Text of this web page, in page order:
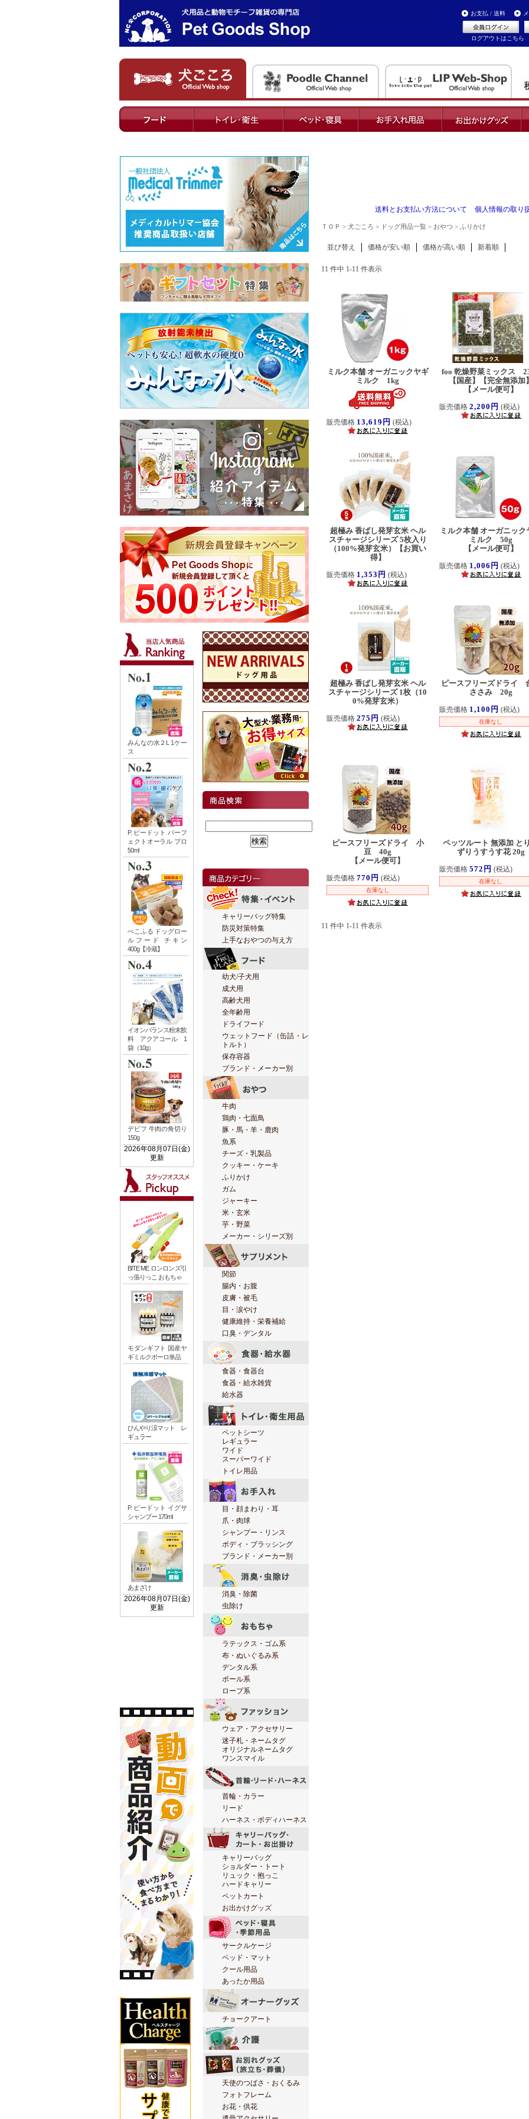
お支払 / 送料
ログアウトはこちら
キャリーバッグ特集
防災対策特集
上手なおやつの与え方
幼犬/子犬用
成犬用
高齢犬用
全年齢用
ドライフード
ウェットフード（缶詰・レ
トルト）
保存容器
ブランド・メーカー別
牛肉
鶏肉・七面鳥
豚・馬・羊・鹿肉
魚系
チーズ・乳製品
クッキー・ケーキ
ふりかけ
ガム
ジャーキー
米・玄米
芋・野菜
メーカー・シリーズ別
関節
腸内・お腹
皮膚・被毛
目・涙やけ
健康維持・栄養補給
口臭・デンタル
食器・食器台
食器・給水雑貨
給水器
ペットシーツ
レギュラー
ワイド
スーパーワイド
トイレ用品
目・顔まわり・耳
爪・肉球
シャンプー・リンス
ボディ・ブラッシング
ブランド・メーカー別
消臭・除菌
虫除け
ラテックス・ゴム系
布・ぬいぐるみ系
デンタル系
ボール系
ロープ系
ウェア・アクセサリー
迷子札・ネームタグ
オリジナルネームタグ
ワンスマイル
首輪・カラー
リード
ハーネス・ボディハーネス
キャリーバッグ
ショルダー・トート
リュック・抱っこ
ハードキャリー
ペットカート
お出かけグッズ
サークルケージ
ベッド・マット
クール用品
あったか用品
チョークアート
天使のつばさ・おくるみ
フォトフレーム
お花・供花
送料とお支払い方法について 個人情報の取り
ＴＯＰ > 犬ごころ > ドッグ用品一覧 > おやつ > ふりかけ
並び替え 価格が安い順 価格が高い順 新着順
11 件中 1-11 件表示
ミルク本舗 オーガニックヤギ
ミルク 1kg
販売価格 13,619円 (税込)
foo 乾燥野菜ミックス
【国産】【完全無添加
【メール便可】
販売価格 2,200円 (税込)
超極み 香ばし発芽玄米 ヘル
スチャージシリーズ 5枚入り
（100%発芽玄米）【お買い
得】
販売価格 1,353円 (税込)
ミルク本舗 オーガニック
ミルク 50g
【メール便可】
販売価格 1,006円 (税込)
超極み 香ばし発芽玄米 ヘル
スチャージシリーズ 1枚（10
0%発芽玄米）
販売価格 275円 (税込)
ピースフリーズドライ
ささみ 20g
販売価格 1,100円 (税込)
在庫なし
ピースフリーズドライ 小
豆 40g
【メール便可】
販売価格 770円 (税込)
在庫なし
ペッツルート 無添加 と
ずりうすうす花 20g
販売価格 572円 (税込)
在庫なし
11 件中 1-11 件表示